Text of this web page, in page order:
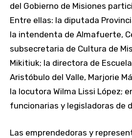
del Gobierno de Misiones
Entre ellas: la diputada
la intendenta de Almafuerte,
subsecretaria de Cultura de
Mikitiuk; la directora de
Aristóbulo del Valle, Marjorie
la locutora Wilma Lissi López;
funcionarias y legisladoras de
Las emprendedoras y